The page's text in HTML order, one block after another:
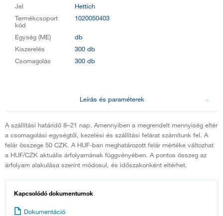
Jel
Hettich
Termékcsoport
kód
1020050403
Egység (ME)
db
Kiszerelés
300 db
Csomagolás
300 db
Leírás és paraméterek
A szállítási határidő 8–21 nap. Amennyiben a megrendelt mennyiség eltér
a csomagolási egységtől, kezelési és szállítási felárat számítunk fel. A
felár összege 50 CZK. A HUF-ban meghatározott felár mértéke változhat
a HUF/CZK aktuális árfolyamának függvényében. A pontos összeg az
árfolyam alakulása szerint módosul, és időszakonként eltérhet.
Kapcsolódó dokumentumok
Dokumentáció